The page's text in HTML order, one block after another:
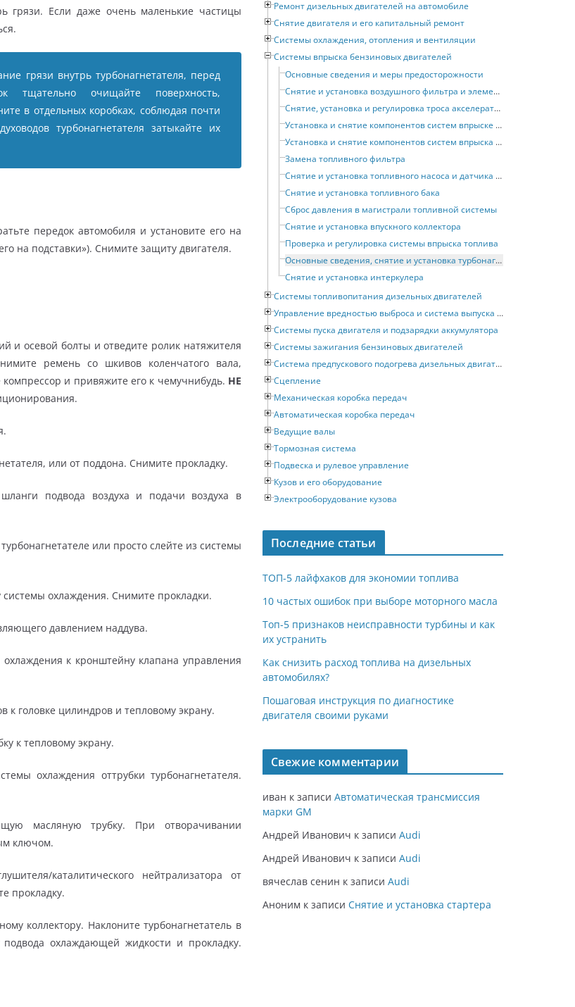
грязи. Если даже очень маленькие частицы
грязи внутрь турбонагнетателя, перед
тщательно очищайте поверхность,
в отдельных коробках, соблюдая почти
турбонагнетателя затыкайте их
передок автомобиля и установите его на
на подставки»). Снимите защиту двигателя.
и осевой болты и отведите ролик натяжителя
ремень со шкивов коленчатого вала,
и привяжите его к чемучнибудь. НЕ
или от поддона. Снимите прокладку.
подвода воздуха и подачи воздуха в
или просто слейте из системы
охлаждения. Снимите прокладки.
давлением наддува.
к кронштейну клапана управления
к головке цилиндров и тепловому экрану.
к тепловому экрану.
охлаждения оттрубки турбонагнетателя.
масляную трубку. При отворачивании
ключом.
каталитического нейтрализатора от
прокладку.
коллектору. Наклоните турбонагнетатель в
охлаждающей жидкости и прокладку.
Ремонт дизельных двигателей на автомобиле
Снятие двигателя и его капитальный ремонт
Системы охлаждения, отопления и вентиляции
Системы впрыска бензиновых двигателей
Основные сведения и меры предосторожности
Снятие и установка воздушного фильтра и элементов системы впуска воздуха
Снятие, установка и регулировка троса акселератора
Установка и снятие компонентов систем впрыске Motronic
Установка и снятие компонентов систем впрыска Simos
Замена топливного фильтра
Снятие и установка топливного насоса и датчика уровня топлива
Снятие и установка топливного бака
Сброс давления в магистрали топливной системы
Снятие и установка впускного коллектора
Проверка и регулировка системы впрыска топлива
Основные сведения, снятие и установка турбонагнетателя
Снятие и установка интеркулера
Системы топливопитания дизельных двигателей
Управление вредностью выброса и система выпуска отработавших газов
Системы пуска двигателя и подзарядки аккумулятора
Системы зажигания бензиновых двигателей
Система предпускового подогрева дизельных двигателей
Сцепление
Механическая коробка передач
Автоматическая коробка передач
Ведущие валы
Тормозная система
Подвеска и рулевое управление
Кузов и его оборудование
Электрооборудование кузова
Последние статьи
ТОП-5 лайфхаков для экономии топлива
10 частых ошибок при выборе моторного масла
Топ-5 признаков неисправности турбины и как
их устранить
Как снизить расход топлива на дизельных
автомобилях?
Пошаговая инструкция по диагностике
двигателя своими руками
Свежие комментарии
иван к записи Автоматическая трансмиссия
марки GM
Андрей Иванович к записи Audi
Андрей Иванович к записи Audi
вячеслав сенин к записи Audi
Аноним к записи Снятие и установка стартера